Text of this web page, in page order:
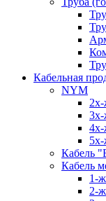
Кабельная
NYM
Кабель
Кабель
1-
2-